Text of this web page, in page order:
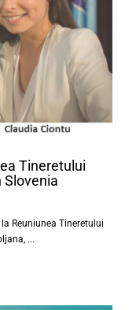
Tineretului
Slovenia
Reuniunea Tineretului
...